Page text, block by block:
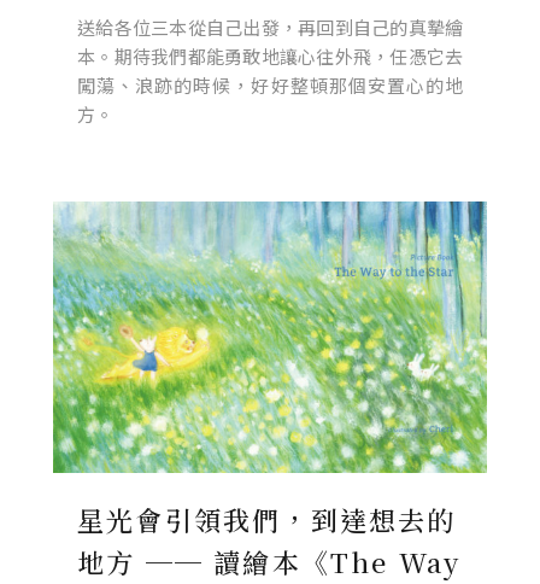
送給各位三本從自己出發，再回到自己的真摯繪
本。期待我們都能勇敢地讓心往外飛，任憑它去
闖蕩、浪跡的時候，好好整頓那個安置心的地
方。
星光會引領我們，到達想去的
地方 ── 讀繪本《The Way